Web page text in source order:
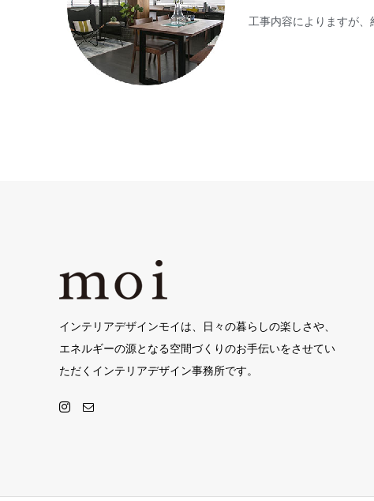
工事内容によりますが、
インテリアデザインモイは、日々の暮らしの楽しさや、
エネルギーの源となる空間づくりのお手伝いをさせてい
ただくインテリアデザイン事務所です。